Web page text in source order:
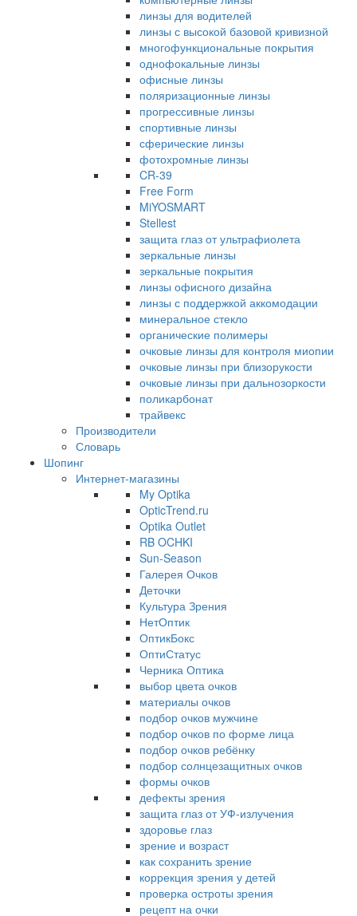
линзы для водителей
линзы с высокой базовой кривизной
многофункциональные покрытия
однофокальные линзы
офисные линзы
поляризационные линзы
прогрессивные линзы
спортивные линзы
сферические линзы
фотохромные линзы
CR-39
Free Form
MiYOSMART
Stellest
защита глаз от ультрафиолета
зеркальные линзы
зеркальные покрытия
линзы офисного дизайна
линзы с поддержкой аккомодации
минеральное стекло
органические полимеры
очковые линзы для контроля миопии
очковые линзы при близорукости
очковые линзы при дальнозоркости
поликарбонат
трайвекс
Производители
Словарь
Шопинг
Интернет-магазины
My Optika
OpticTrend.ru
Optika Outlet
RB OCHKI
Sun-Season
Галерея Очков
Деточки
Культура Зрения
НетОптик
ОптикБокс
ОптиСтатус
Черника Оптика
выбор цвета очков
материалы очков
подбор очков мужчине
подбор очков по форме лица
подбор очков ребёнку
подбор солнцезащитных очков
формы очков
дефекты зрения
защита глаз от УФ-излучения
здоровье глаз
зрение и возраст
как сохранить зрение
коррекция зрения у детей
проверка остроты зрения
рецепт на очки